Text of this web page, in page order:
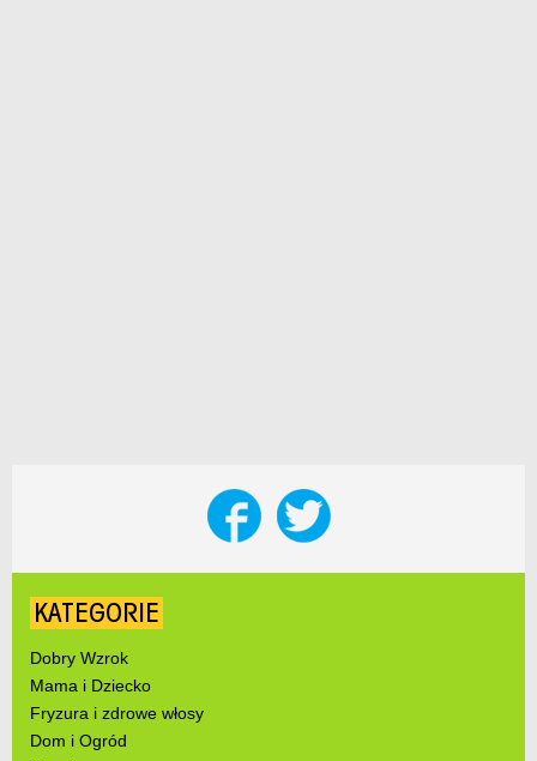
KATEGORIE
Dobry Wzrok
Mama i Dziecko
Fryzura i zdrowe włosy
Dom i Ogród